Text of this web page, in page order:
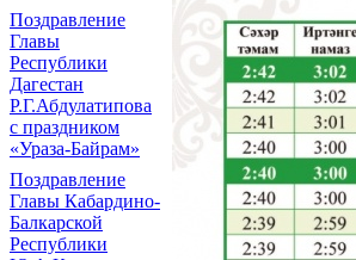
Поздравление
Главы
Республики
Дагестан
Р.Г.Абдулатипова
с праздником
«Ураза-Байрам»
Поздравление
Главы Кабардино-
Балкарской
Республики